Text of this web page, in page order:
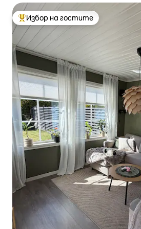
Най-популярен избор на гостите
Избор на гостите